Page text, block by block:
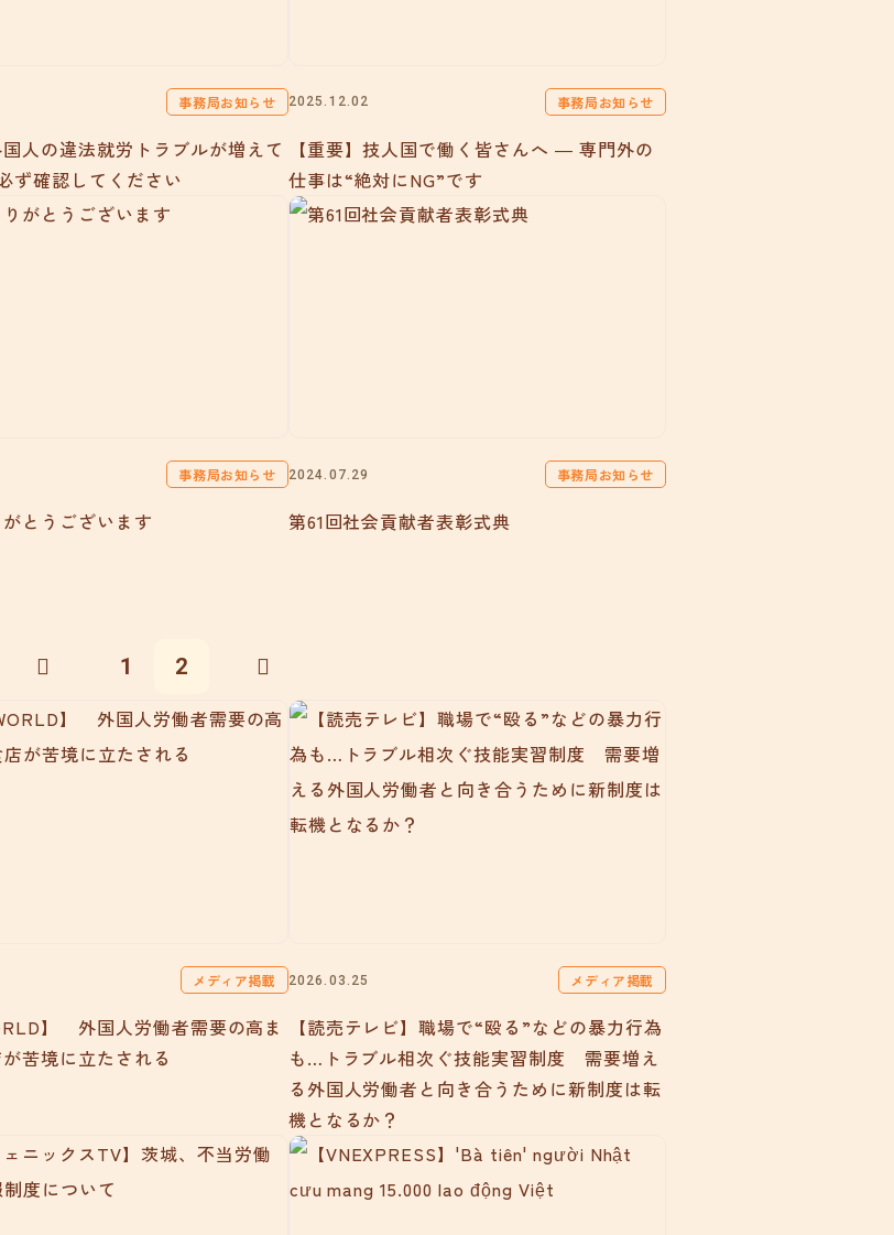
事務局お知らせ
国人の違法就労トラブルが増えて
ず確認してください
2025.12.02 事務局お知らせ
【重要】技人国で働く皆さんへ ― 専門外の
仕事は“絶対にNG”です
事務局お知らせ
とうございます
2024.07.29 事務局お知らせ
第61回社会貢献者表彰式典
1 2
メディア掲載
】 外国人労働者需要の高ま
苦境に立たされる
2026.03.25 メディア掲載
【読売テレビ】職場で“殴る”などの暴力行為
も…トラブル相次ぐ技能実習制度 需要増え
る外国人労働者と向き合うために新制度は転
機となるか？